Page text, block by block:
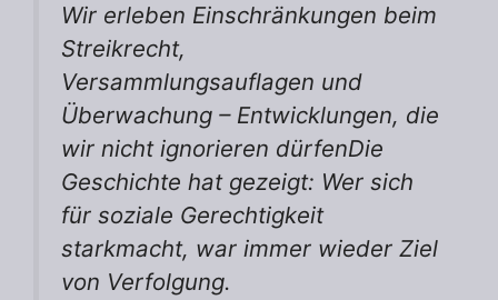
Wir erleben Einschränkungen beim
Streikrecht,
Versammlungsauflagen und
Überwachung – Entwicklungen, die
wir nicht ignorieren dürfenDie
Geschichte hat gezeigt: Wer sich
für soziale Gerechtigkeit
starkmacht, war immer wieder Ziel
von Verfolgung.